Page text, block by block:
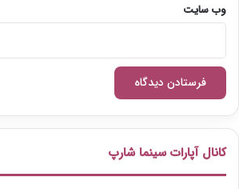
وب‌ سایت
کانال آپارات سینما شارپ